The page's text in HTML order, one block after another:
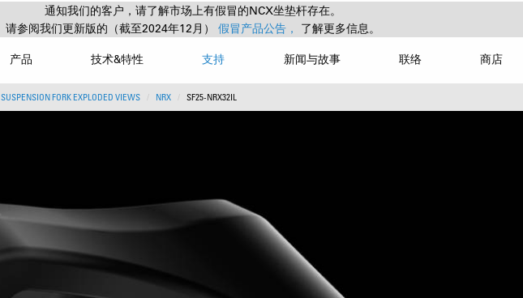
通知我们的客户，请了解市场上有假冒的NCX坐垫杆存在。
请参阅我们更新版的（截至2024年12月） 假冒产品公告， 了解更多信息。
产品 技术&特性 支持 新闻与故事 联络 商店
SUSPENSION FORK EXPLODED VIEWS NRX SF25-NRX32IL